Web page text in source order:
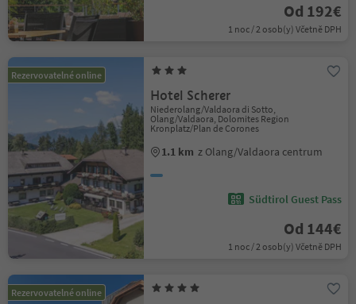
Od 192€
1 noc / 2 osob(y) Včetně DPH
Rezervovatelné online
Hotel Scherer
Niederolang/Valdaora di Sotto,
Olang/Valdaora, Dolomites Region
Kronplatz/Plan de Corones
1.1 km z Olang/Valdaora centrum
Südtirol Guest Pass
Od 144€
1 noc / 2 osob(y) Včetně DPH
Rezervovatelné online